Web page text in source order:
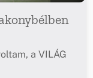
a VILÁG